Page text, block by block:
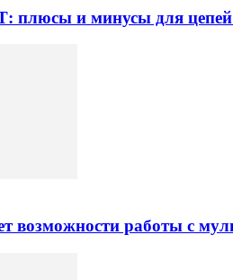
плюсы и минусы для цепей
возможности работы с